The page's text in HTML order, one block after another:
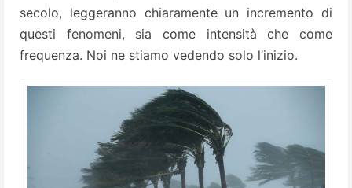
secolo, leggeranno chiaramente un incremento di
questi fenomeni, sia come intensità che come
frequenza. Noi ne stiamo vedendo solo l’inizio.